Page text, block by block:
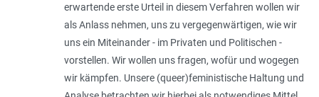
erwartende erste Urteil in diesem Verfahren wollen wir
als Anlass nehmen, uns zu vergegenwärtigen, wie wir
uns ein Miteinander - im Privaten und Politischen -
vorstellen. Wir wollen uns fragen, wofür und wogegen
wir kämpfen. Unsere (queer)feministische Haltung und